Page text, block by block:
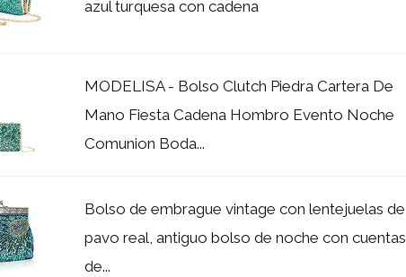
azul turquesa con cadena
MODELISA - Bolso Clutch Piedra Cartera De
Mano Fiesta Cadena Hombro Evento Noche
Comunion Boda...
Bolso de embrague vintage con lentejuelas de
pavo real, antiguo bolso de noche con cuentas
de...